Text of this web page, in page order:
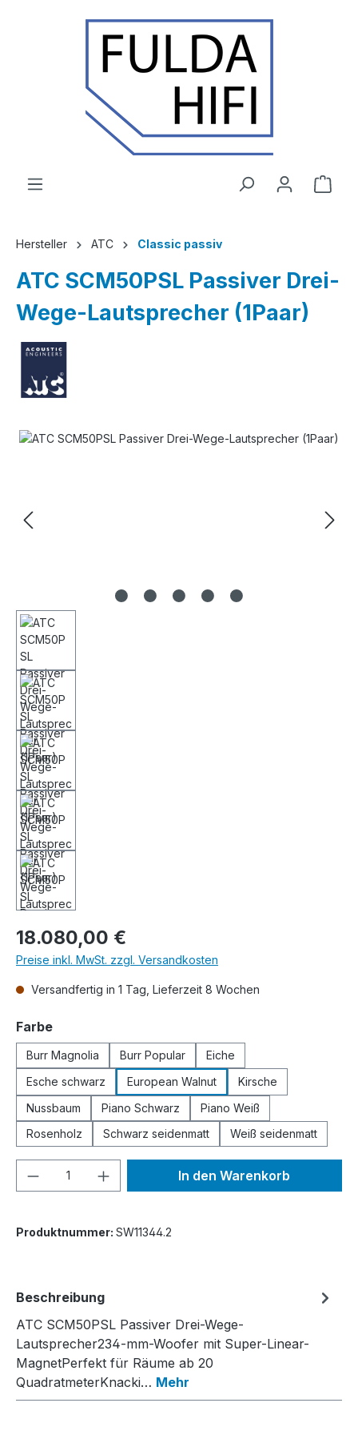
Zum Hauptinhalt springen
Hersteller ATC Classic passiv
ATC SCM50PSL Passiver Drei-
Wege-Lautsprecher (1Paar)
Bildergalerie überspringen
Regulärer Preis:
18.080,00 €
Preise inkl. MwSt. zzgl. Versandkosten
Versandfertig in 1 Tag, Lieferzeit 8 Wochen
Farbeauswählen
Burr Magnolia Burr Popular
Eiche
Esche schwarz
European Walnut
Kirsche
Nussbaum
Piano Schwarz
Piano Weiß
Rosenholz
Schwarz seidenmatt Weiß seidenmatt
Produkt Anzahl: Gib denIn den Warenkorb
Produktnummer: SW11344.2
Beschreibung
ATC SCM50PSL Passiver Drei-Wege-
Lautsprecher234-mm-Woofer mit Super-Linear-
MagnetPerfekt für Räume ab 20
QuadratmeterKnacki… Mehr